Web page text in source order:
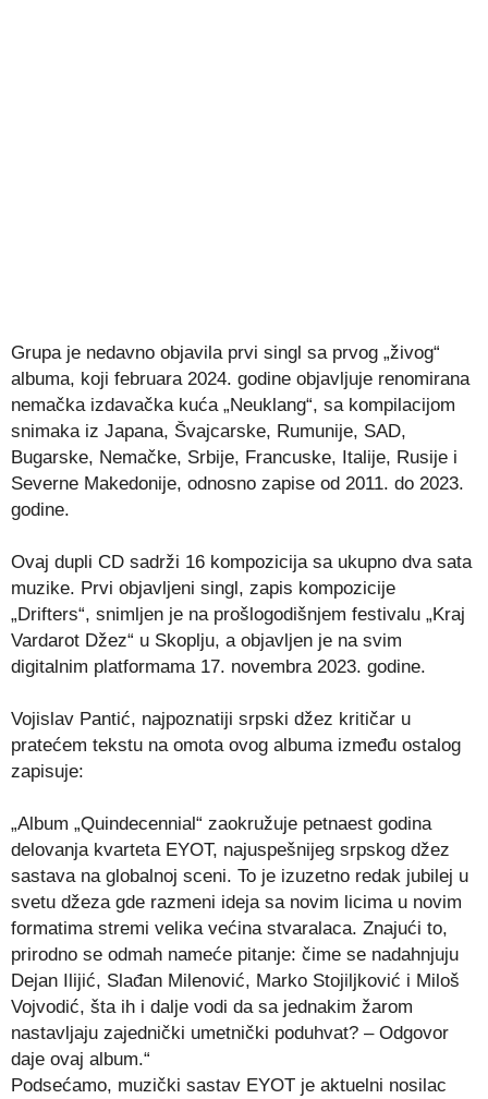
Grupa je nedavno objavila prvi singl sa prvog „živog“
albuma, koji februara 2024. godine objavljuje renomirana
nemačka izdavačka kuća „Neuklang“, sa kompilacijom
snimaka iz Japana, Švajcarske, Rumunije, SAD,
Bugarske, Nemačke, Srbije, Francuske, Italije, Rusije i
Severne Makedonije, odnosno zapise od 2011. do 2023.
godine.
Ovaj dupli CD sadrži 16 kompozicija sa ukupno dva sata
muzike. Prvi objavljeni singl, zapis kompozicije
„Drifters“, snimljen je na prošlogodišnjem festivalu „Kraj
Vardarot Džez“ u Skoplju, a objavljen je na svim
digitalnim platformama 17. novembra 2023. godine.
Vojislav Pantić, najpoznatiji srpski džez kritičar u
pratećem tekstu na omota ovog albuma između ostalog
zapisuje:
„Album „Quindecennial“ zaokružuje petnaest godina
delovanja kvarteta EYOT, najuspešnijeg srpskog džez
sastava na globalnoj sceni. To je izuzetno redak jubilej u
svetu džeza gde razmeni ideja sa novim licima u novim
formatima stremi velika većina stvaralaca. Znajući to,
prirodno se odmah nameće pitanje: čime se nadahnjuju
Dejan Ilijić, Slađan Milenović, Marko Stojiljković i Miloš
Vojvodić, šta ih i dalje vodi da sa jednakim žarom
nastavljaju zajednički umetnički poduhvat? – Odgovor
daje ovaj album.“
Podsećamo, muzički sastav EYOT je aktuelni nosilac